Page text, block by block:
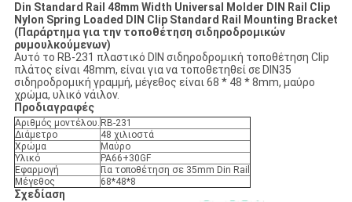
Din Standard Rail 48mm Width Universal Molder DIN Rail Clip
Nylon Spring Loaded DIN Clip Standard Rail Mounting Bracket
(Παράρτημα για την τοποθέτηση σιδηροδρομικών
ρυμουλκούμενων)
Αυτό το RB-231 πλαστικό DIN σιδηροδρομική τοποθέτηση Clip
πλάτος είναι 48mm, είναι για να τοποθετηθεί σε DIN35
σιδηροδρομική γραμμή, μέγεθος είναι 68 * 48 * 8mm, μαύρο
χρώμα, υλικό νάιλον.
Προδιαγραφές
Αριθμός μοντέλου. RB-231
Διάμετρο
48 χιλιοστά
Χρώμα
Μαύρο
Υλικό
PA66+30GF
Εφαρμογή
Για τοποθέτηση σε 35mm Din Rail
Μέγεθος
68*48*8
Σχεδίαση